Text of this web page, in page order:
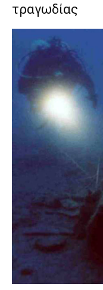
τραγωδίας